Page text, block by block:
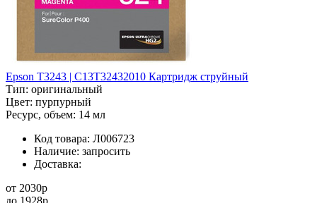
Epson T3243 | C13T32432010 Картридж струйный
Тип: оригинальный
Цвет: пурпурный
Ресурс, объем: 14 мл
Код товара: Л006723
Наличие: запросить
Доставка:
от 2030p
до 1928p